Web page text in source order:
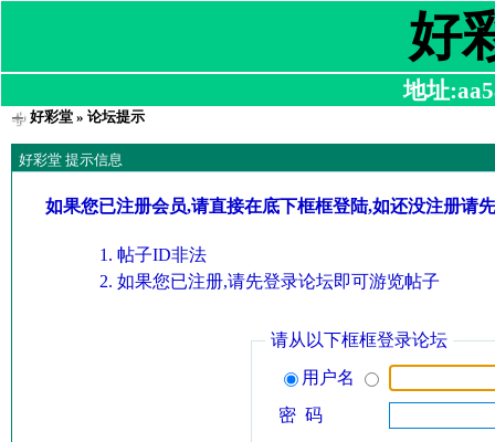
好
地址
好彩堂» 论坛提示
好彩堂 提示信息
如果您已注册会员,请直接在底下框框登陆,如还没注册请
帖子ID非法
如果您已注册,请先登录论坛即可游览帖子
请从以下框框登录论坛
用户名
密 码